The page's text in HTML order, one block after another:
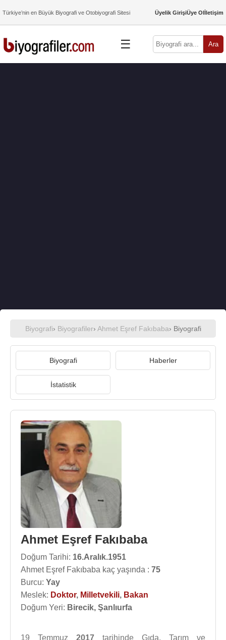
Türkiye’nin en Büyük Biyografi ve Otobiyografi Sitesi Üyelik GirişiÜye Olİletişim
☰ Ara
Biyografi› Biyografiler› Ahmet Eşref Fakıbaba› Biyografi
Biyografi Haberler
İstatistik
Ahmet Eşref Fakıbaba
Doğum Tarihi: 16.Aralık.1951
Ahmet Eşref Fakıbaba kaç yaşında : 75
Burcu: Yay
Meslek: Doktor, Milletvekili, Bakan
Doğum Yeri: Birecik, Şanlıurfa
19 Temmuz 2017 tarihinde Gıda, Tarım ve